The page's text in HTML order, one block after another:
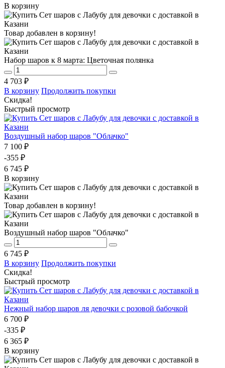
В корзину
Товар добавлен в корзину!
Набор шаров к 8 марта: Цветочная полянка
4 703 ₽
В корзину Продолжить покупки
Скидка!
Быстрый просмотр
Воздушный набор шаров "Облачко"
7 100 ₽
-355 ₽
6 745 ₽
В корзину
Товар добавлен в корзину!
Воздушный набор шаров "Облачко"
6 745 ₽
В корзину Продолжить покупки
Скидка!
Быстрый просмотр
Нежный набор шаров ля девочки с розовой бабочкой
6 700 ₽
-335 ₽
6 365 ₽
В корзину